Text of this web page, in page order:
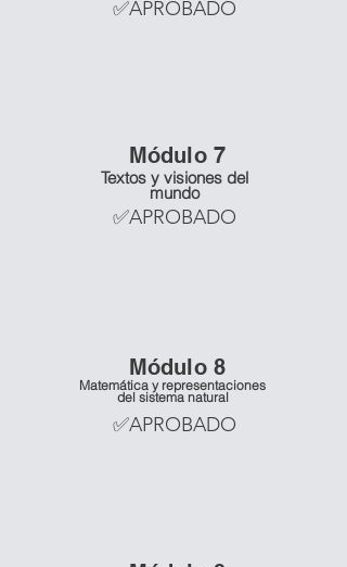
✅APROBADO
Módulo 7
Textos y visiones del
mundo
✅APROBADO
Matemática y representaciones
del sistema natural
Módulo 8
✅APROBADO